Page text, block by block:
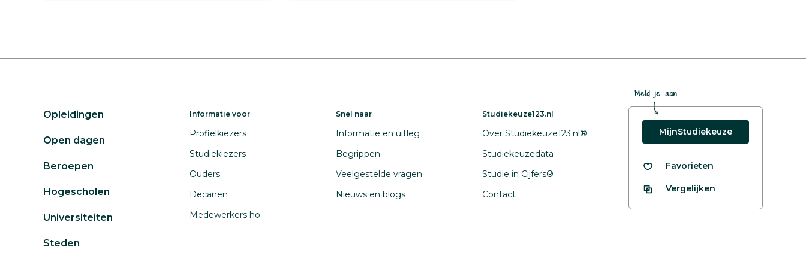
Opleidingen
Open dagen
Beroepen
Hogescholen
Universiteiten
Steden
Informatie voor
Profielkiezers
Studiekiezers
Ouders
Decanen
Medewerkers ho
Snel naar
Informatie en uitleg
Begrippen
Veelgestelde vragen
Nieuws en blogs
Studiekeuze123.nl
Over Studiekeuze123.nl®
Studiekeuzedata
Studie in Cijfers®
Contact
Meld je aan
MijnStudiekeuze
Favorieten
Vergelijken